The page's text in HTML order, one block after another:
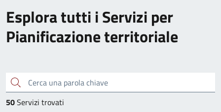
Esplora tutti i Servizi per
Pianificazione territoriale
Cerca una parola chiave
50Servizi trovati